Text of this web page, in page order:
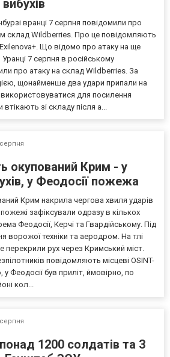
вранці 7 серпня повідомили про
склад Wildberries. Про це повідомляють
Що відомо про атаку на ще
7 серпня в російському
про атаку на склад Wildberries. За
щонайменше два удари припали на
для посилення
втікають зі складу після а...
окупований Крим - у
у Феодосії пожежа
Крим накрила чергова хвиля ударів
пожежі зафіксували одразу в кількох
Феодосії, Керчі та Гвардійському. Під
ворожої техніки та аеродром. На тлі
перекрили рух через Кримський міст.
повідомляють місцеві OSINT-
Феодосії був приліт, ймовірно, по
кол...
1200 солдатів та 3